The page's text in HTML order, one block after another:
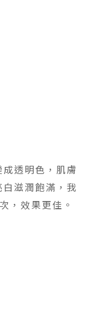
透明色，肌膚
滋潤飽滿，我
，效果更佳。